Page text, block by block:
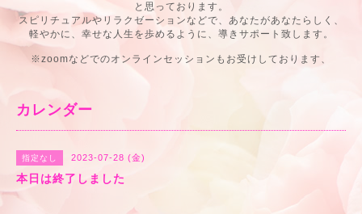
と思っております。
スピリチュアルやリラクゼーションなどで、あなたがあなたらしく、
軽やかに、幸せな人生を歩めるように、導きサポート致します。
※zoomなどでのオンラインセッションもお受けしております、
カレンダー
指定なし 2023-07-28 (金)
本日は終了しました